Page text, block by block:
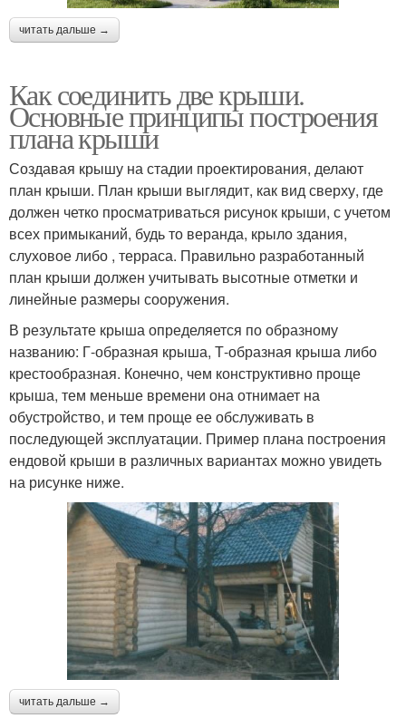
читать дальше →
Как соединить две крыши.
Основные принципы построения
плана крыши
Создавая крышу на стадии проектирования, делают
план крыши. План крыши выглядит, как вид сверху, где
должен четко просматриваться рисунок крыши, с учетом
всех примыканий, будь то веранда, крыло здания,
слуховое либо , терраса. Правильно разработанный
план крыши должен учитывать высотные отметки и
линейные размеры сооружения.
В результате крыша определяется по образному
названию: Г-образная крыша, Т-образная крыша либо
крестообразная. Конечно, чем конструктивно проще
крыша, тем меньше времени она отнимает на
обустройство, и тем проще ее обслуживать в
последующей эксплуатации. Пример плана построения
ендовой крыши в различных вариантах можно увидеть
на рисунке ниже.
читать дальше →